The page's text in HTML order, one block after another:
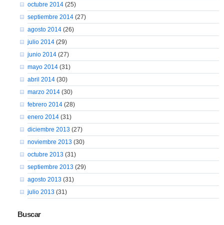
octubre 2014(25)
septiembre 2014(27)
agosto 2014(26)
julio 2014(29)
junio 2014(27)
mayo 2014(31)
abril 2014(30)
marzo 2014(30)
febrero 2014(28)
enero 2014(31)
diciembre 2013(27)
noviembre 2013(30)
octubre 2013(31)
septiembre 2013(29)
agosto 2013(31)
julio 2013(31)
Buscar